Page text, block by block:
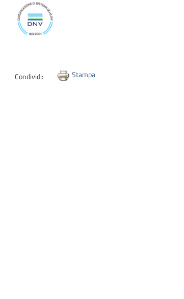
Condividi: Stampa